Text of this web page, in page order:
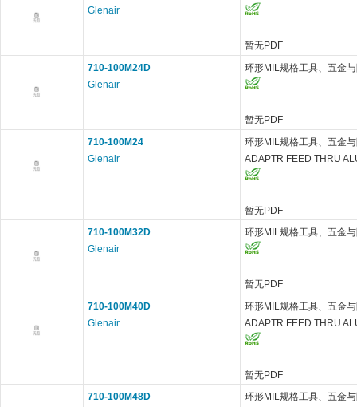
Glenair
暂无PDF
710-100M24D
Glenair
环形MIL规格工具、五金
暂无PDF
710-100M24
Glenair
环形MIL规格工具、五金
ADAPTR FEED THRU
暂无PDF
710-100M32D
Glenair
环形MIL规格工具、五金
暂无PDF
710-100M40D
Glenair
环形MIL规格工具、五金
ADAPTR FEED THRU
暂无PDF
710-100M48D
环形MIL规格工具、五金